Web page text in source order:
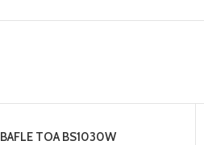
BAFLE TOA BS1030W